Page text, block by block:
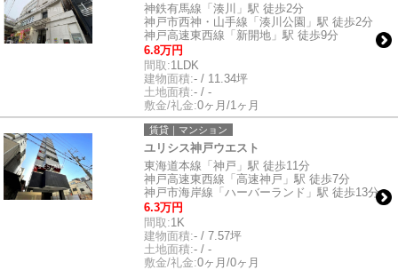
神鉄有馬線「湊川」駅 徒歩2分
神戸市西神・山手線「湊川公園」駅 徒歩2分
神戸高速東西線「新開地」駅 徒歩9分
6.8万円
間取:1LDK
建物面積:- / 11.34坪
土地面積:- / -
敷金/礼金:0ヶ月/1ヶ月
賃貸｜マンション
ユリシス神戸ウエスト
東海道本線「神戸」駅 徒歩11分
神戸高速東西線「高速神戸」駅 徒歩7分
神戸市海岸線「ハーバーランド」駅 徒歩13分
6.3万円
間取:1K
建物面積:- / 7.57坪
土地面積:- / -
敷金/礼金:0ヶ月/0ヶ月